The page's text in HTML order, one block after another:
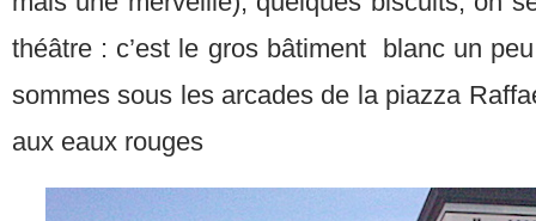
théâtre : c’est le gros bâtiment blanc un
sommes sous les arcades de la piazza
aux eaux rouges